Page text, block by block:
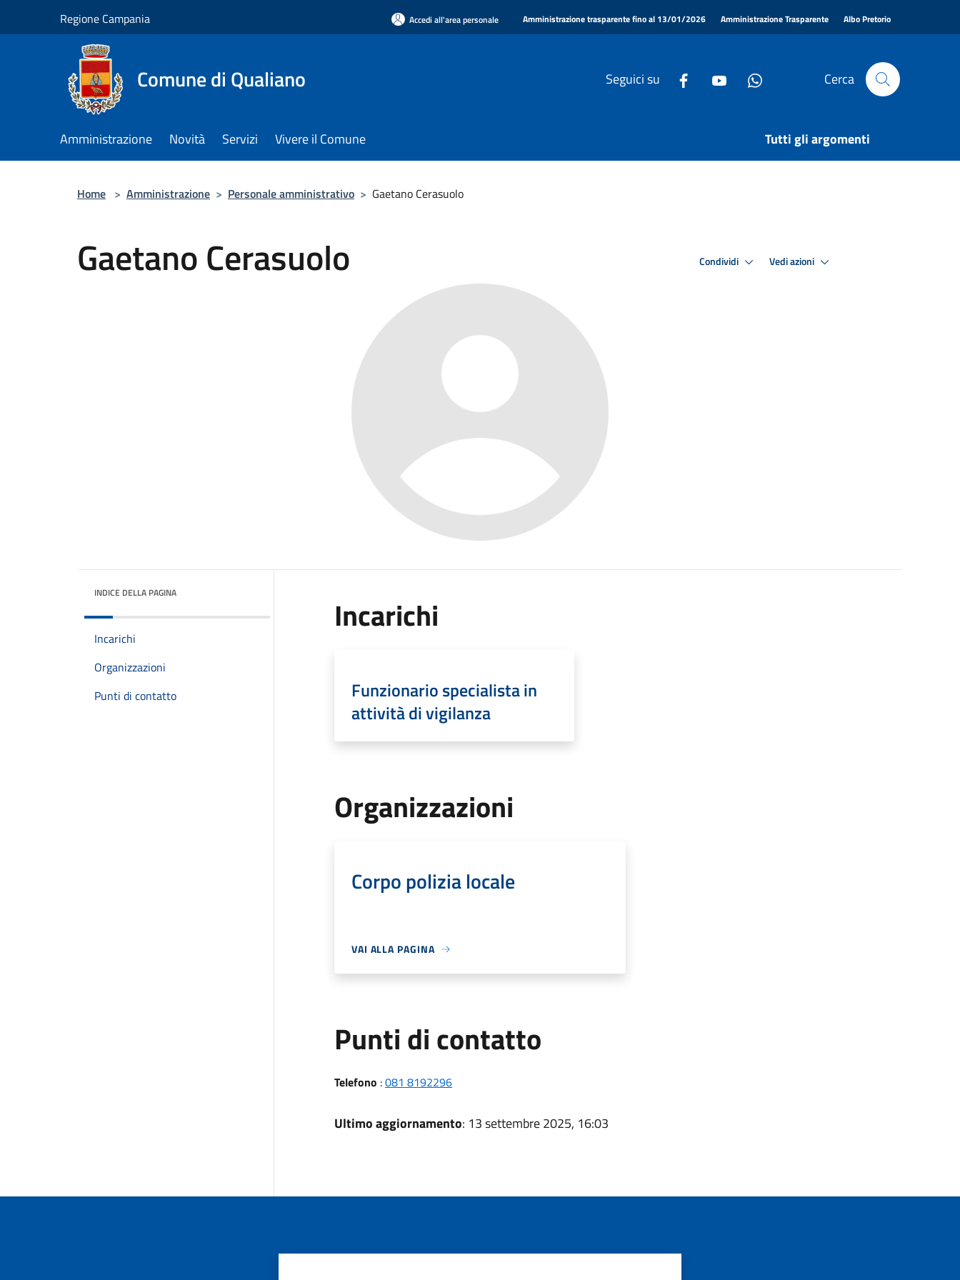
Regione Campania Accedi all'area personale Amministrazione trasparente fino al 13/01/2026 Amministrazione Trasparente Albo Pretorio
Comune di Qualiano Seguici su Cerca
Amministrazione Novità Servizi Vivere il Comune Tutti gli argomenti
Home > Amministrazione > Personale amministrativo > Gaetano Cerasuolo
Gaetano Cerasuolo Condividi Vedi azioni
INDICE DELLA PAGINA
Incarichi
Organizzazioni
Punti di contatto
Incarichi
Funzionario specialista in
attività di vigilanza
Organizzazioni
Corpo polizia locale
VAI ALLA PAGINA
Punti di contatto
Telefono :081 8192296
Ultimo aggiornamento: 13 settembre 2025, 16:03